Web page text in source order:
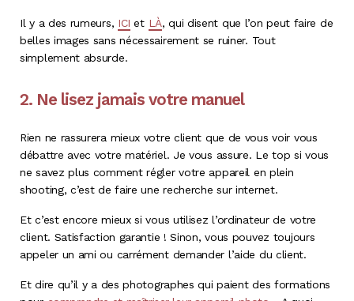
Il y a des rumeurs, ICI et LÀ, qui disent que l’on peut faire de
belles images sans nécessairement se ruiner. Tout
simplement absurde.
2. Ne lisez jamais votre manuel
Rien ne rassurera mieux votre client que de vous voir vous
débattre avec votre matériel. Je vous assure. Le top si vous
ne savez plus comment régler votre appareil en plein
shooting, c’est de faire une recherche sur internet.
Et c’est encore mieux si vous utilisez l’ordinateur de votre
client. Satisfaction garantie ! Sinon, vous pouvez toujours
appeler un ami ou carrément demander l’aide du client.
Et dire qu’il y a des photographes qui paient des formations